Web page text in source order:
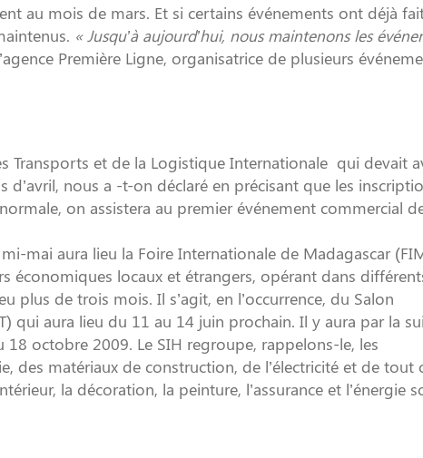
au mois de mars. Et si certains événements ont déjà
« Jusqu’à aujourd’hui, nous maintenons les
Première Ligne, organisatrice de plusieurs
Transports et de la Logistique Internationale qui devait
nous a -t-on déclaré en précisant que les
on assistera au premier événement commercial
mai aura lieu la Foire Internationale de Madagascar
économiques locaux et étrangers, opérant dans
plus de trois mois. Il s’agit, en l’occurrence, du Salon
qui aura lieu du 11 au 14 juin prochain. Il y aura par la
octobre 2009. Le SIH regroupe, rappelons-le, les
des matériaux de construction, de l’électricité et de tout
la décoration, la peinture, l’assurance et l’énergie